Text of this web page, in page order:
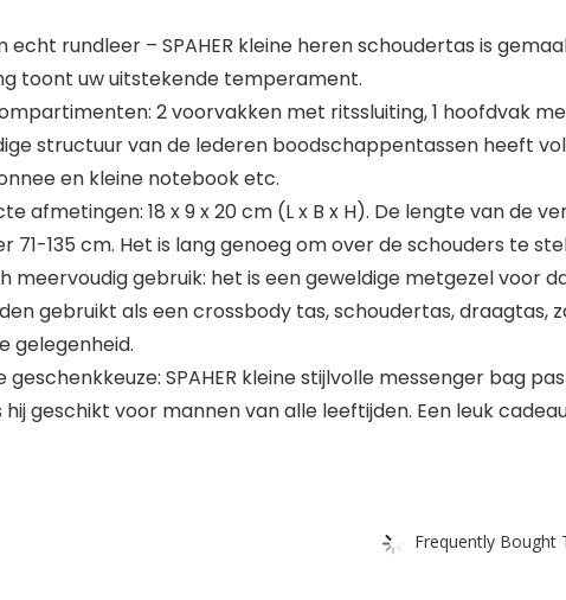
echt rundleer – SPAHER kleine heren schoudertas is
toont uw uitstekende temperament.
2 voorvakken met ritssluiting, 1 hoofdvak
structuur van de lederen boodschappentassen heeft
en kleine notebook etc.
afmetingen: 18 x 9 x 20 cm (L x B x H). De lengte van
71-135 cm. Het is lang genoeg om over de schouders te
meervoudig gebruik: het is een geweldige metgezel voor
gebruikt als een crossbody tas, schoudertas,
gelegenheid.
geschenkkeuze: SPAHER kleine stijlvolle messenger bag
hij geschikt voor mannen van alle leeftijden. Een leuk
Frequently Bought